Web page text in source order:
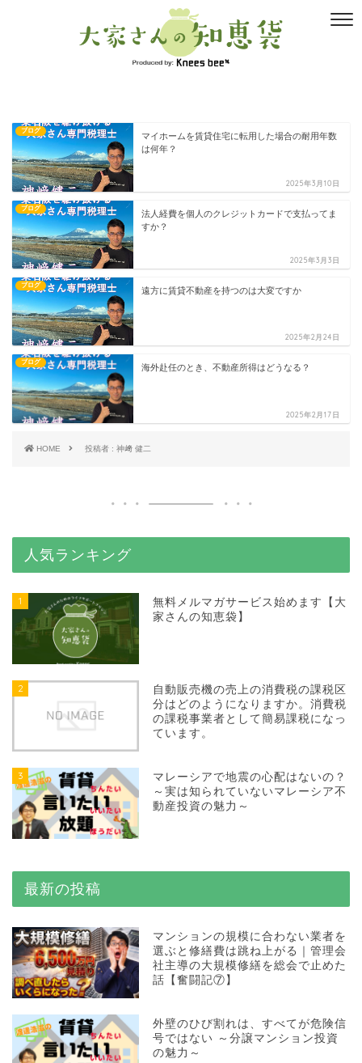
ブログ
マイホームを賃貸住宅に転用した場合の耐用年数
は何年？
2025年3月10日
ブログ
法人経費を個人のクレジットカードで支払ってま
すか？
2025年3月3日
ブログ
遠方に賃貸不動産を持つのは大変ですか
2025年2月24日
ブログ
海外赴任のとき、不動産所得はどうなる？
2025年2月17日
HOME 投稿者 : 神﨑 健二
人気ランキング
1
無料メルマガサービス始めます【大
家さんの知恵袋】
2
自動販売機の売上の消費税の課税区
分はどのようになりますか。消費税
の課税事業者として簡易課税になっ
ています。
3
マレーシアで地震の心配はないの？
～実は知られていないマレーシア不
動産投資の魅力～
最新の投稿
マンションの規模に合わない業者を
選ぶと修繕費は跳ね上がる｜管理会
社主導の大規模修繕を総会で止めた
話【奮闘記⑦】
外壁のひび割れは、すべてが危険信
号ではない ～分譲マンション投資
の魅力～